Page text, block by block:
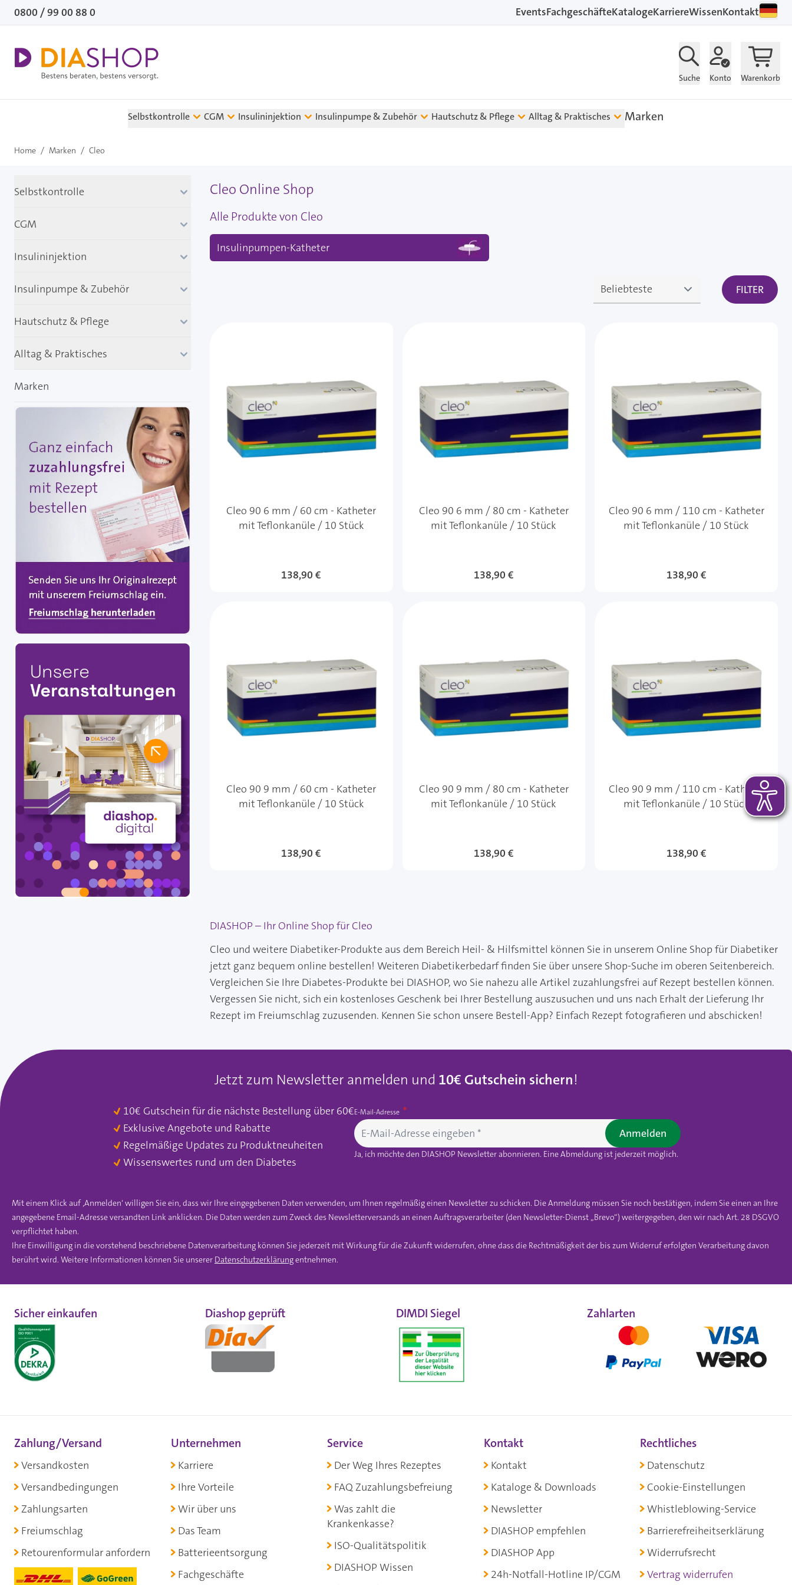
Direkt zum Inhalt
0800 / 99 00 88 0 EventsFachgeschäfteKatalogeKarriereWissenKontakt
Suche Konto Warenkorb
Selbstkontrolle CGM Insulininjektion Insulinpumpe & Zubehör Hautschutz & Pflege Alltag & Praktisches Marken
Home / Marken / Cleo
Cleo Online Shop
Alle Produkte von Cleo
Insulinpumpen-Katheter
FILTER
Cleo 90 6 mm / 60 cm - Katheter
mit Teflonkanüle / 10 Stück
138,90 €
Cleo 90 6 mm / 80 cm - Katheter
mit Teflonkanüle / 10 Stück
138,90 €
Cleo 90 6 mm / 110 cm - Katheter
mit Teflonkanüle / 10 Stück
138,90 €
Cleo 90 9 mm / 60 cm - Katheter
mit Teflonkanüle / 10 Stück
138,90 €
Cleo 90 9 mm / 80 cm - Katheter
mit Teflonkanüle / 10 Stück
138,90 €
Cleo 90 9 mm / 110 cm - Katheter
mit Teflonkanüle / 10 Stück
138,90 €
DIASHOP – Ihr Online Shop für Cleo
Cleo und weitere Diabetiker-Produkte aus dem Bereich Heil- & Hilfsmittel können Sie in unserem Online Shop für Diabetiker
jetzt ganz bequem online bestellen! Weiteren Diabetikerbedarf finden Sie über unsere Shop-Suche im oberen Seitenbereich.
Vergleichen Sie Ihre Diabetes-Produkte bei DIASHOP, wo Sie nahezu alle Artikel zuzahlungsfrei auf Rezept bestellen können.
Vergessen Sie nicht, sich ein kostenloses Geschenk bei Ihrer Bestellung auszusuchen und uns nach Erhalt der Lieferung Ihr
Rezept im Freiumschlag zuzusenden. Kennen Sie schon unsere Bestell-App? Einfach Rezept fotografieren und abschicken!
Selbstkontrolle
CGM
Insulininjektion
Insulinpumpe & Zubehör
Hautschutz & Pflege
Alltag & Praktisches
Marken
Jetzt zum Newsletter anmelden und 10€ Gutschein sichern!
10€ Gutschein für die nächste Bestellung über 60€
Exklusive Angebote und Rabatte
Regelmäßige Updates zu Produktneuheiten
Wissenswertes rund um den Diabetes
E-Mail-Adresse
Ja, ich möchte den DIASHOP Newsletter abonnieren. Eine Abmeldung ist jederzeit möglich.
Anmelden
Mit einem Klick auf ‚Anmelden‘ willigen Sie ein, dass wir Ihre eingegebenen Daten verwenden, um Ihnen regelmäßig einen Newsletter zu schicken. Die Anmeldung müssen Sie noch bestätigen, indem Sie einen an Ihre
angegebene Email-Adresse versandten Link anklicken. Die Daten werden zum Zweck des Newsletterversands an einen Auftragsverarbeiter (den Newsletter-Dienst „Brevo“) weitergegeben, den wir nach Art. 28 DSGVO
verpflichtet haben.
Ihre Einwilligung in die vorstehend beschriebene Datenverarbeitung können Sie jederzeit mit Wirkung für die Zukunft widerrufen, ohne dass die Rechtmäßigkeit der bis zum Widerruf erfolgten Verarbeitung davon
berührt wird. Weitere Informationen können Sie unserer Datenschutzerklärungentnehmen.
Sicher einkaufen Diashop geprüft DIMDI Siegel Zahlarten
Zahlung/Versand
Versandkosten
Versandbedingungen
Zahlungsarten
Freiumschlag
Retourenformular anfordern
Unternehmen
Karriere
Ihre Vorteile
Wir über uns
Das Team
Batterieentsorgung
Fachgeschäfte
Service
Der Weg Ihres Rezeptes
FAQ Zuzahlungsbefreiung
Was zahlt die
Krankenkasse?
ISO-Qualitätspolitik
DIASHOP Wissen
Kontakt
Kontakt
Kataloge & Downloads
Newsletter
DIASHOP empfehlen
DIASHOP App
24h-Notfall-Hotline IP/CGM
Rechtliches
Datenschutz
Cookie-Einstellungen
Whistleblowing-Service
Barrierefreiheitserklärung
Widerrufsrecht
Vertrag widerrufen